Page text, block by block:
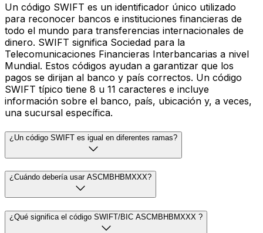
Un código SWIFT es un identificador único utilizado
para reconocer bancos e instituciones financieras de
todo el mundo para transferencias internacionales de
dinero. SWIFT significa Sociedad para la
Telecomunicaciones Financieras Interbancarias a nivel
Mundial. Estos códigos ayudan a garantizar que los
pagos se dirijan al banco y país correctos. Un código
SWIFT típico tiene 8 u 11 caracteres e incluye
información sobre el banco, país, ubicación y, a veces,
una sucursal específica.
¿Un código SWIFT es igual en diferentes ramas?
¿Cuándo debería usar ASCMBHBMXXX?
¿Qué significa el código SWIFT/BIC ASCMBHBMXXX ?